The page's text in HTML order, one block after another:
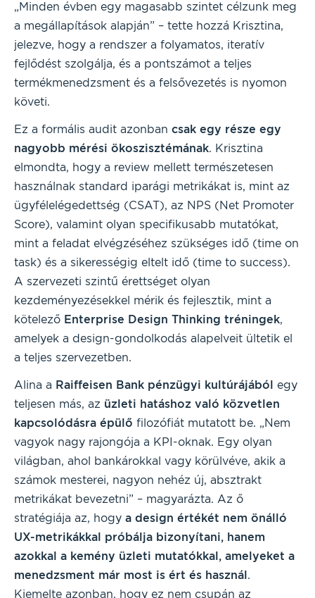
„Minden évben egy magasabb szintet célzunk meg
a megállapítások alapján” – tette hozzá Krisztina,
jelezve, hogy a rendszer a folyamatos, iteratív
fejlődést szolgálja, és a pontszámot a teljes
termékmenedzsment és a felsővezetés is nyomon
követi.
Ez a formális audit azonban csak egy része egy
nagyobb mérési ökoszisztémának. Krisztina
elmondta, hogy a review mellett természetesen
használnak standard iparági metrikákat is, mint az
ügyfélelégedettség (CSAT), az NPS (Net Promoter
Score), valamint olyan specifikusabb mutatókat,
mint a feladat elvégzéséhez szükséges idő (time on
task) és a sikerességig eltelt idő (time to success).
A szervezeti szintű érettséget olyan
kezdeményezésekkel mérik és fejlesztik, mint a
kötelező Enterprise Design Thinking tréningek,
amelyek a design-gondolkodás alapelveit ültetik el
a teljes szervezetben.
Alina a Raiffeisen Bank pénzügyi kultúrájából egy
teljesen más, az üzleti hatáshoz való közvetlen
kapcsolódásra épülő filozófiát mutatott be. „Nem
vagyok nagy rajongója a KPI-oknak. Egy olyan
világban, ahol bankárokkal vagy körülvéve, akik a
számok mesterei, nagyon nehéz új, absztrakt
metrikákat bevezetni” – magyarázta. Az ő
stratégiája az, hogy a design értékét nem önálló
UX-metrikákkal próbálja bizonyítani, hanem
azokkal a kemény üzleti mutatókkal, amelyeket a
menedzsment már most is ért és használ.
Kiemelte azonban, hogy ez nem csupán az